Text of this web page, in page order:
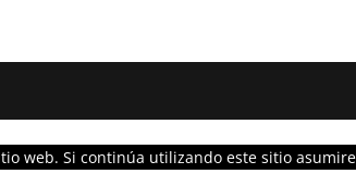
web. Si continúa utilizando este sitio